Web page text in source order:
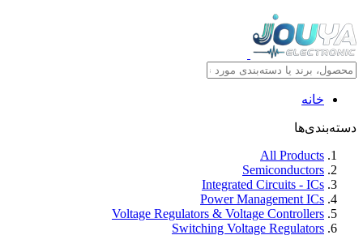
خانه
دسته‌بندی‌ها
All Products
Semiconductors
Integrated Circuits - ICs
Power Management ICs
Voltage Regulators & Voltage Controllers
Switching Voltage Regulators